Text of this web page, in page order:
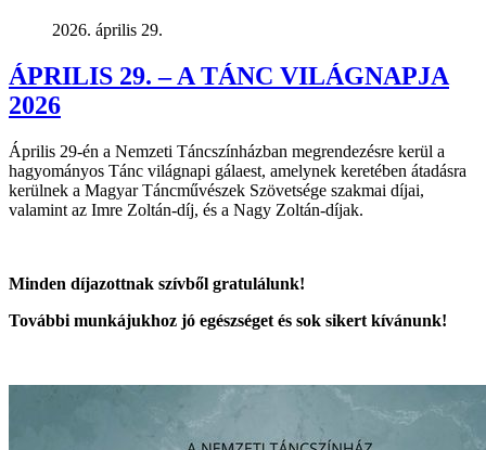
2026. április 29.
ÁPRILIS 29. – A TÁNC VILÁGNAPJA
2026
Április 29-én a Nemzeti Táncszínházban megrendezésre kerül a
hagyományos Tánc világnapi gálaest, amelynek keretében átadásra
kerülnek a Magyar Táncművészek Szövetsége szakmai díjai,
valamint az Imre Zoltán-díj, és a Nagy Zoltán-díjak.
Minden díjazottnak szívből gratulálunk!
További munkájukhoz jó egészséget és sok sikert kívánunk!